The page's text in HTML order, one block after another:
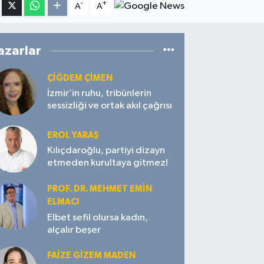
A- A+
ÇIĞDEM ÇIMEN
İzmir’in ruhu, tribünlerin
sessizliği ve ortak akıl çağrısı
EROL YARAŞ
Kılıçdaroğlu, partiyi dizayn
etmeden kurultaya gitmez!
PROF. DR. MEHMET EMIN
ELMACI
Elbet sefil olursa kadın,
alçalır beşer
FAIZE GIZEM MADEN